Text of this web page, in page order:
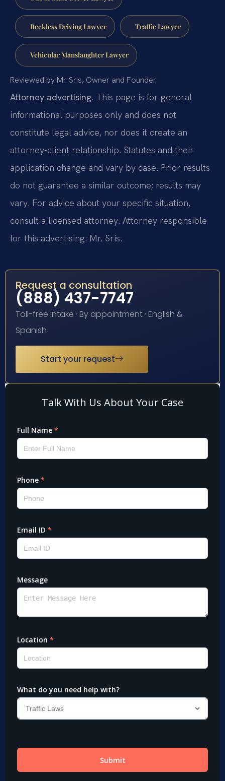
Reckless Driving Lawyer Traffic Lawyer
Vehicular Manslaughter Lawyer
Reviewed by Mr. Sris, Owner and Founder.
Attorney advertising. This page is for general
informational purposes only and does not
constitute legal advice, nor does it create an
attorney-client relationship. Statutes and their
application change and vary by case. Prior results
do not guarantee a similar outcome; results may
vary. For advice about your specific situation,
consult a licensed attorney. Attorney responsible
for this advertising: Mr. Sris.
Request a consultation
(888) 437-7747
Toll-free intake · By appointment · English &
Spanish
Start your request